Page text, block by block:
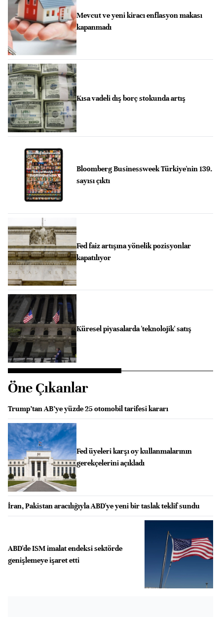
Mevcut ve yeni kiracı enflasyon makası
kapanmadı
Kısa vadeli dış borç stokunda artış
Bloomberg Businessweek Türkiye'nin 139.
sayısı çıktı
Fed faiz artışına yönelik pozisyonlar
kapatılıyor
Küresel piyasalarda 'teknolojik' satış
Öne Çıkanlar
Trump’tan AB’ye yüzde 25 otomobil tarifesi kararı
Fed üyeleri karşı oy kullanmalarının
gerekçelerini açıkladı
İran, Pakistan aracılığıyla ABD'ye yeni bir taslak teklif sundu
ABD'de ISM imalat endeksi sektörde
genişlemeye işaret etti